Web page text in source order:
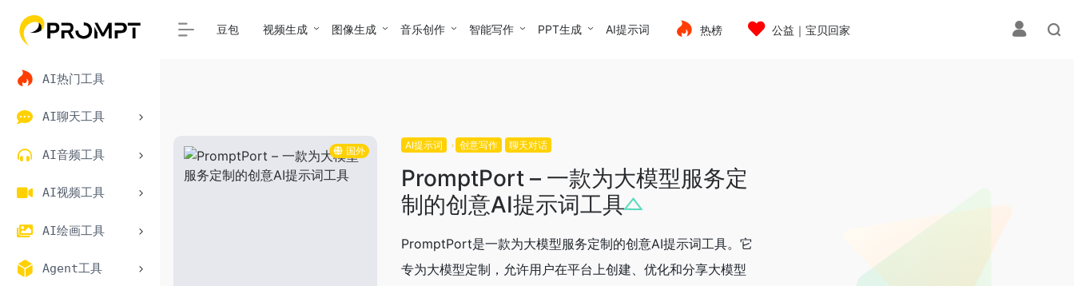
AI热门工具
AI聊天工具
AI音频工具
AI视频工具
AI绘画工具
Agent工具
豆包 视频生成 图像生成 音乐创作 智能写作 PPT生成 AI提示词 热榜 公益｜宝贝回家
国外 AI提示词 创意写作 聊天对话
PromptPort – 一款为大模型服务定
制的创意AI提示词工具
PromptPort是一款为大模型服务定制的创意AI提示词工具。它
专为大模型定制，允许用户在平台上创建、优化和分享大模型